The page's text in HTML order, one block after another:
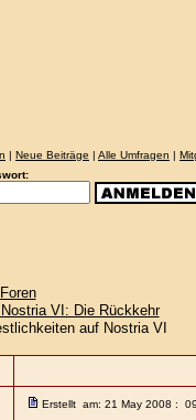
| Neue Beiträge | Alle Umfragen |
VI: Die Rückkehr
auf Nostria VI
Erstellt am: 21 May 2008 :